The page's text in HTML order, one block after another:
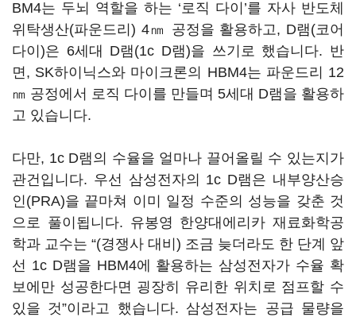
BM4는 두뇌 역할을 하는 ‘로직 다이’를 자사 반도체
위탁생산(파운드리) 4㎚ 공정을 활용하고, D램(코어
다이)은 6세대 D램(1c D램)을 쓰기로 했습니다. 반
면, SK하이닉스와 마이크론의 HBM4는 파운드리 12
㎚ 공정에서 로직 다이를 만들며 5세대 D램을 활용하
고 있습니다.
다만, 1c D램의 수율을 얼마나 끌어올릴 수 있는지가
관건입니다. 우선 삼성전자의 1c D램은 내부양산승
인(PRA)을 끝마쳐 이미 일정 수준의 성능을 갖춘 것
으로 풀이됩니다. 유봉영 한양대에리카 재료화학공
학과 교수는 “(경쟁사 대비) 조금 늦더라도 한 단계 앞
선 1c D램을 HBM4에 활용하는 삼성전자가 수율 확
보에만 성공한다면 굉장히 유리한 위치로 점프할 수
있을 것”이라고 했습니다. 삼성전자는 공급 물량을